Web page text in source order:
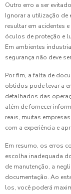
Outro erro a ser
Ignorar a utilização de
resultar em acidentes
óculos de proteção e
Em ambientes
segurança não deve
Por fim, a falta de
obtidos pode levar a
detalhados das
além de fornecer
reais, muitas
com a experiência e
Em resumo, os erros
escolha inadequada
de manutenção, a
documentação. Ao
los, você poderá